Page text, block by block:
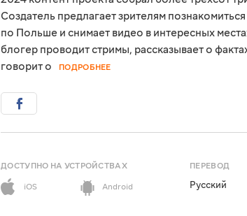
Создатель предлагает зрителям
по Польше и снимает видео в интересных
блогер проводит стримы, рассказывает о
говорит о
ПОДРОБНЕЕ
ДОСТУПНО НА УСТРОЙСТВАХ
iOS
Android
ПЕРЕВОД
Русский